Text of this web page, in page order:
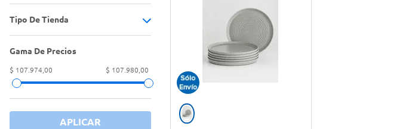
Set de vajilla
Tipo De Tienda
Tiendas Oficiales
Gama De Precios
$ 107.974,00 $ 107.980,00
APLICAR